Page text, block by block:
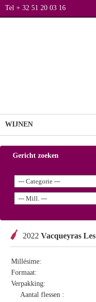
Tel + 32 51 20 03 16
WIJNEN
Gericht zoeken
2022 Vacqueyras
Millésime:
Formaat:
Verpakking:
Aantal flessen :